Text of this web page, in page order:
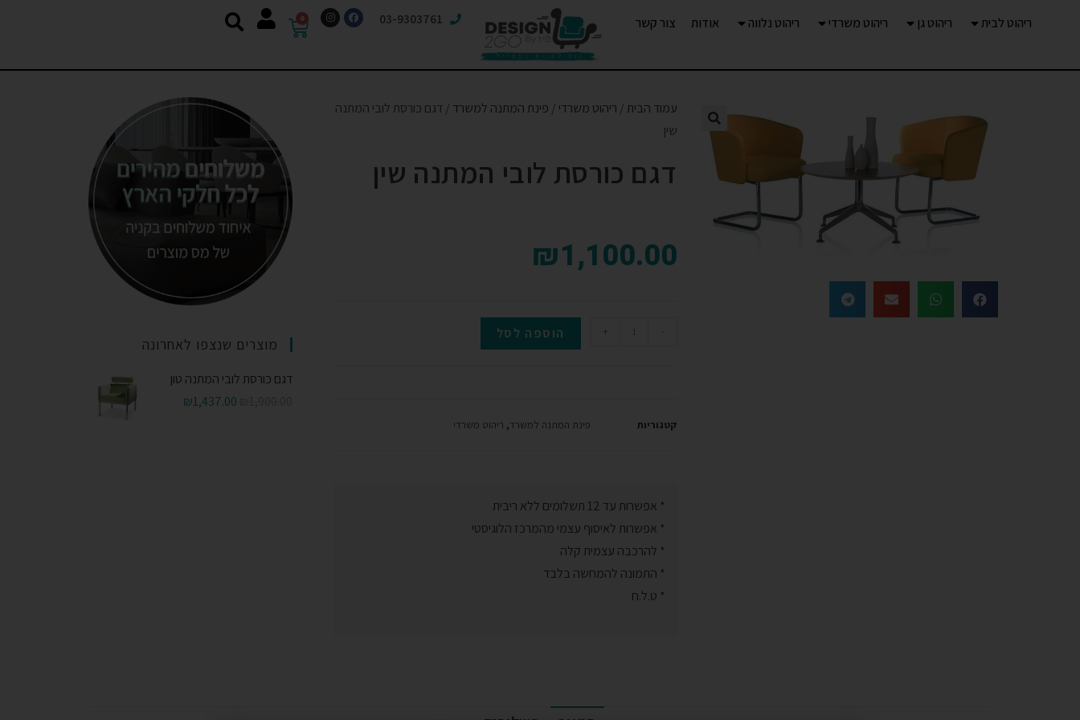
ריהוט לבית ריהוט גן ריהוט משרדי ריהוט נלווה אודות צור קשר 03-9303761
0
עמוד הבית/ ריהוט משרדי / פינת המתנה למשרד / דגם כורסת לובי המתנה
שין
דגם כורסת לובי המתנה שין
₪1,100.00
-
+ הוספה לסל
קטגוריות פינת המתנה למשרד, ריהוט משרדי
* אפשרות עד 12 תשלומים ללא ריבית
* אפשרות לאיסוף עצמי מהמרכז הלוגיסטי
* להרכבה עצמית קלה
* התמונה להמחשה בלבד
* ט.ל.ח
מוצרים שנצפו לאחרונה
דגם כורסת לובי המתנה טון
₪1,437.00